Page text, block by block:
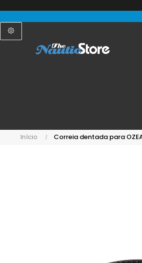
Início Correia dentada para